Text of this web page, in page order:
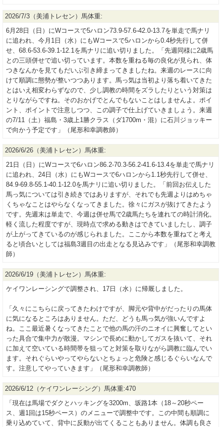
2026/7/3（美浦トレセン）馬体重:
6月28日（日）にWコースで5ハロン73.9-57.6-42.0-13.7を単走で馬ナリ
に追われ、今月1日（水）にもWコースで5ハロンから0.4秒先行して併
せ、68.6-53.6-39.1-12.1を馬ナリに追い切りました。「先週同様に2歳馬
との三頭併せで追い切っています。本数を重ねる毎の良化が見られ、体
つきなんかを見てもだいぶ引き締まってきましたね。来週のレースに向
けて順調に態勢が整いつつあります。馬っ気は当初より落ち着いてきた
とはいえ相変わらずなので、少し調教の時間をズラしたりという対策は
とりながらですね。そのおかげでとんでもないことはしませんよ。ポイ
ント、ポイントで注意しつつ、この調子で仕上げていきましょう。来週
の7/11（土）福島・3歳上1勝クラス（ダ1700m・混）に石川ジョッキー
で向かう予定です」（尾形和幸調教師）
2026/6/26（美浦トレセン）馬体重:
21日（日）にWコースで6ハロン86.2-70.3-56.2-41.6-13.4を単走で馬ナリ
に追われ、24日（水）にもWコースで6ハロンから1.1秒先行して併せ、
84.9-69.8-55.1-40.1-12.0を馬ナリに追い切りました。「前回お伝えした
馬っ気については引き続きではありますが、それでも先週よりはめちゃ
くちゃなことはやらなくなってきました。徐々にガスが抜けてきたよう
です。先週末は単走で、今週は併せ馬で2歳馬たちを連れての時計消化。
軽く流した程度ですが、現時点で求める動きはできていましたし、調子
が上がってきているのが感じられました。ここから本数を重ねてと考え
ると頃合いとしては福島3週目の出走となる見込みです」（尾形和幸調教
師）
2026/6/19（美浦トレセン）馬体重:
ケイワンレーシングで調整され、17日（水）に帰厩しました。
「久々にこちらに戻ってきたわけですが、脚元や背中がだったりの馬体
に気になるところはありません。ただ、どうも馬っ気が強いんですよ
ね。ここ最近暑くなってきたことで他の馬の汗のニオイに興奮してとい
った具合で集中力が散漫。マシンで長めに動かしてガスを抜いて、それ
に加えて空いている時間帯を狙ってと対策を取りながら調教に臨んでい
ます。それぐらいやってやらないとちょっと危険と感じるぐらいなんで
す。注意してやっていきます」（尾形和幸調教師）
2026/6/12（ケイワンレーシング）馬体重:470
「現在は馬場でダクとハッキングを3200m、坂路1本（18～20秒ペー
ス、週1回は15秒ペース）のメニューで調整中です。この中間も順調に
乗り込めていて、背中に反動が出てくることもありません。体調も良さ